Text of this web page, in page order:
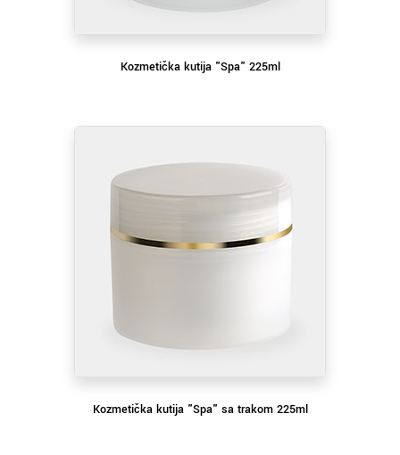
Kozmetička kutija "Spa" 225ml
Kozmetička kutija "Spa" sa trakom 225ml